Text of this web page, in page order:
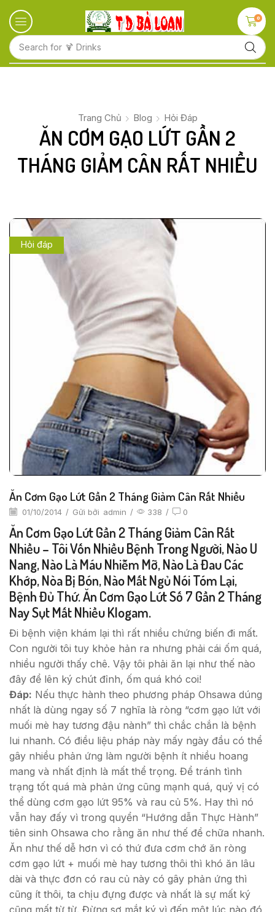
Search for 🍋 Fruits
0
Trang Chủ Blog Hỏi Đáp
ĂN CƠM GẠO LỨT GẦN 2
THÁNG GIẢM CÂN RẤT NHIỀU
Hỏi đáp
Ăn Cơm Gạo Lứt Gần 2 Tháng Giảm Cân Rất Nhiều
01/10/2014 / Gửi bởi admin / 338 / 0
Ăn Cơm Gạo Lứt Gần 2 Tháng Giảm Cân Rất
Nhiều – Tôi Vốn Nhiều Bệnh Trong Người, Nào U
Nang, Nào Là Máu Nhiễm Mỡ, Nào Là Đau Các
Khớp, Nòa Bị Bón, Nào Mất Ngủ Nói Tóm Lại,
Bệnh Đủ Thứ. Ăn Cơm Gạo Lứt Số 7 Gần 2 Tháng
Nay Sụt Mất Nhiều Klogam.
Đi bệnh viện khám lại thì rất nhiều chứng biến đi mất.
Con người tôi tuy khỏe hản ra nhưng phải cái ốm quá,
nhiều người thấy chê. Vậy tôi phải ăn lại như thế nào
đây để lên ký chút đỉnh, ốm quá khó coi!
Đáp: Nếu thực hành theo phương pháp Ohsawa dúng
nhất là dùng ngay số 7 nghĩa là ròng “cơm gạo lứt với
muối mè hay tương đậu nành” thì chắc chắn là bệnh
lui nhanh. Có điều liệu pháp này mấy ngày đầu có thể
gây nhiều phản ứng làm người bệnh ít nhiều hoang
mang và nhất định là mất thể trọng. Để tránh tình
trạng tốt quá mà phản ứng cũng mạnh quá, quý vị có
thể dùng cơm gạo lứt 95% và rau củ 5%. Hay thì nó
vẫn hay đấy vì trong quyển “Hướng dẫn Thực Hành”
tiên sinh Ohsawa cho rằng ăn như thế để chữa nhanh.
Ăn như thế dễ hơn vì có thứ đưa cơm chớ ăn ròng
cơm gạo lứt + muối mè hay tương thôi thì khó ăn lâu
dài và thực đơn có rau củ này có gây phản ứng thì
cũng ít thôi, ta chịu đựng được và nhất là sự mất ký
cũng mất từ từ. Đừng sợ mắt ký vì đến một lúc nào đó